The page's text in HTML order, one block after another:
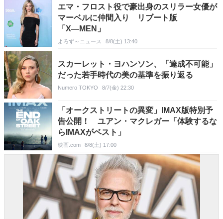
エマ・フロスト役で豪出身のスリラー女優が
マーベルに仲間入り リブート版
「X―MEN」
よろず～ニュース 8/8(土) 13:40
スカーレット・ヨハンソン、「達成不可能」
だった若手時代の美の基準を振り返る
Numero TOKYO 8/7(金) 22:30
「オークストリートの異変」IMAX版特別予
告公開！ ユアン・マクレガー「体験するな
らIMAXがベスト」
映画.com 8/8(土) 17:00